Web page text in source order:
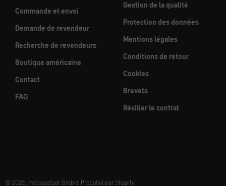
Commande et envoi
Demande de revendeur
Recherche de revendeurs
Boutique américaine
Contact
FAQ
Gestion de la qualité
Protection des données
Mentions légales
Conditions de retour
Cookies
Brevets
Résilier le contrat
© 2026, motogadget GmbH. Propulsé par Shopify